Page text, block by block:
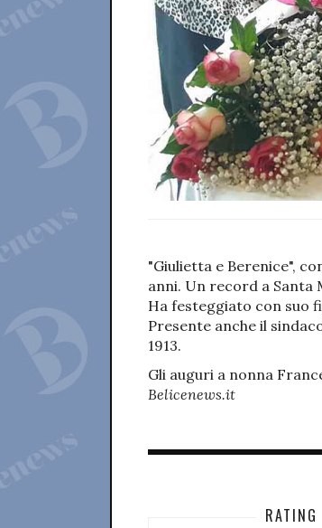
"Giulietta e Berenice",
anni. Un record a
Ha festeggiato con suo
Presente anche il
1913.
Gli auguri a nonna
Belicenews.it
RATING